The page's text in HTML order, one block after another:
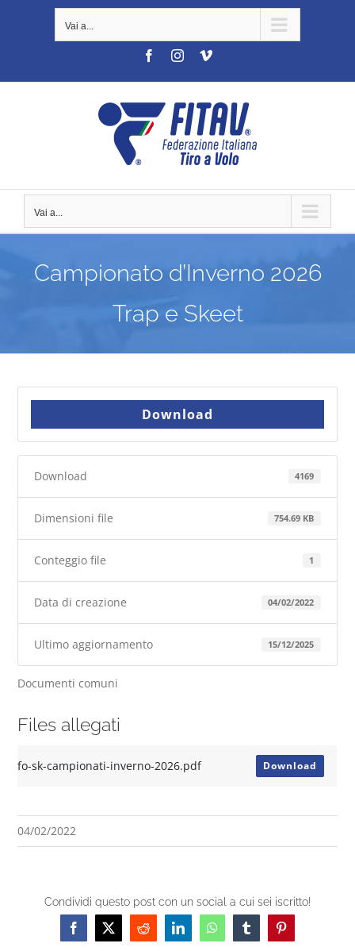
Vai a...
FacebookInstagramVimeo
Vai a...
Campionato d’Inverno 2026
Trap e Skeet
Download
Download 4169
Dimensioni file 754.69 KB
Conteggio file 1
Data di creazione 04/02/2022
Ultimo aggiornamento 15/12/2025
Documenti comuni
Files allegati
fo-sk-campionati-inverno-2026.pdf Download
04/02/2022
Condividi questo post con un social a cui sei iscritto!
Facebook
X RedditLinkedInWhatsAppTumblrPinterest